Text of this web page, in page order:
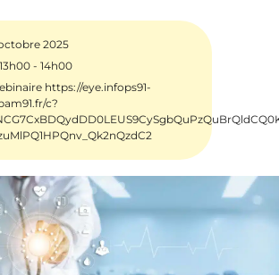
2025
13h00 - 14h00
https://eye.infops91-
c?